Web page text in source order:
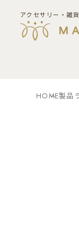
アクセサリー・雑
HOME製品